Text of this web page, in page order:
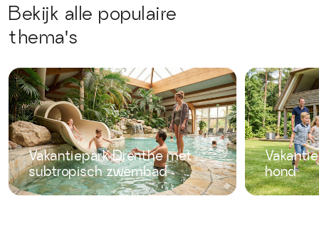
Bekijk alle populaire
thema's
Vakantiepark Drenthe met
subtropisch zwembad
hond